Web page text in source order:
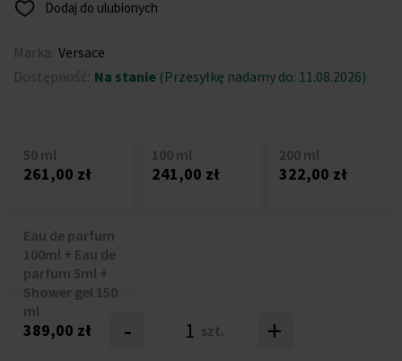
Dodaj do ulubionych
Marka: Versace
Dostępność: Na stanie (Przesyłkę nadamy do: 11.08.2026)
- szt. +
50 ml
261,00 zł
100 ml
241,00 zł
200 ml
322,00 zł
Eau de parfum
100ml + Eau de
parfum 5ml +
Shower gel 150
ml
389,00 zł